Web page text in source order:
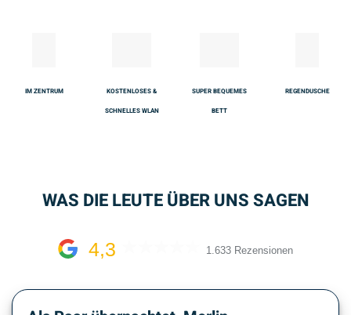
IM ZENTRUM KOSTENLOSES &
SCHNELLES WLAN
SUPER BEQUEMES
BETT
REGENDUSCHE
WAS DIE LEUTE ÜBER UNS SAGEN
4,3 1.633 Rezensionen